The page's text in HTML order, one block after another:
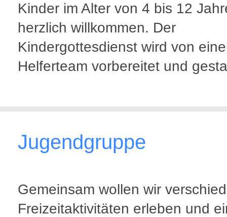
Kinder im Alter von 4 bis 12
herzlich willkommen. Der
Kindergottesdienst wird von
Helferteam vorbereitet und
Jugendgruppe
Gemeinsam wollen wir
Freizeitaktivitäten erleben und